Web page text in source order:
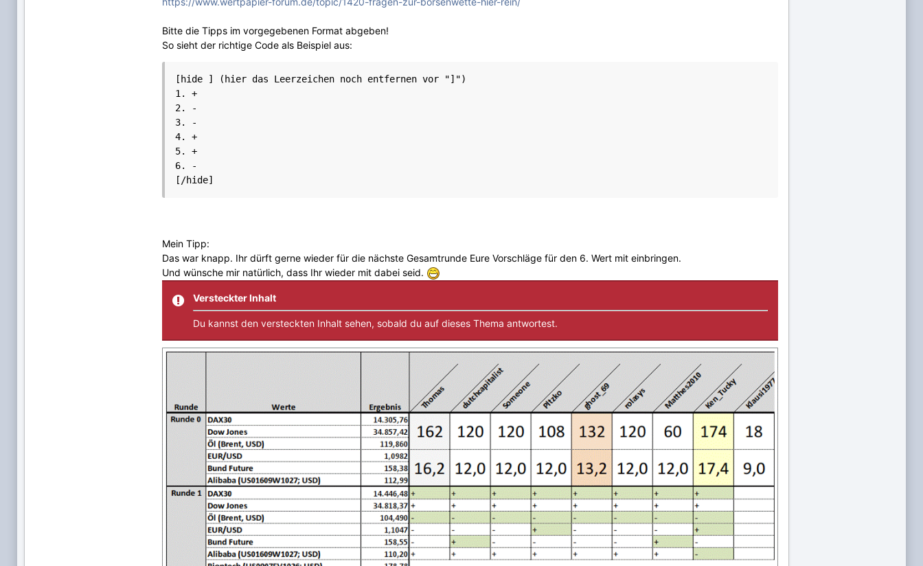
Bitte die Tipps im vorgegebenen Format abgeben!
So sieht der richtige Code als Beispiel aus:
[hide ] (hier das Leerzeichen noch entfernen vor "]")
1. +
2. -
3. -
4. +
5. +
6. -
Mein Tipp:
Das war knapp. Ihr dürft gerne wieder für die nächste Gesamtrunde Eure Vorschläge für den 6. Wert mit einbringen.
Und wünsche mir natürlich, dass Ihr wieder mit dabei seid.
Versteckter Inhalt
Du kannst den versteckten Inhalt sehen, sobald du auf dieses Thema antwortest.